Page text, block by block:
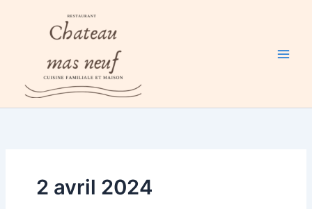
2 avril 2024